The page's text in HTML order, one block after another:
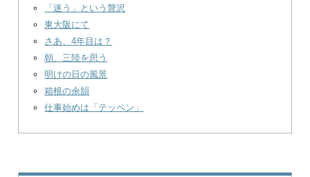
「迷う」という贅沢
東大阪にて
さあ、4年目は？
朝、三陸を思う
明けの日の風景
箱根の余韻
仕事始めは「テッペン」